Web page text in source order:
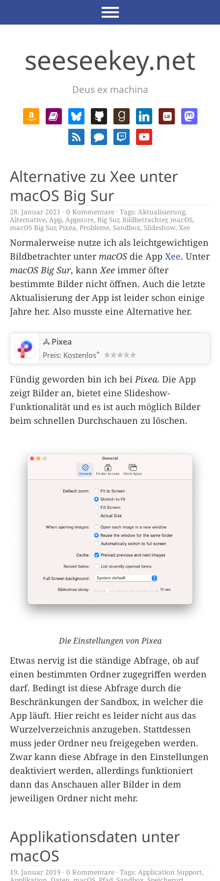
seeseekey.net
Deus ex machina
Alternative zu Xee unter
macOS Big Sur
28. Januar 2021 0 Kommentare Tags: Aktualisierung,
Alternative, App, Appstore, Big Sur, Bildbetrachter, macOS,
macOS Big Sur,Pixea, Probleme, Sandbox, Slideshow, Xee
Normalerweise nutze ich als leichtgewichtigen
Bildbetrachter unter macOS die App Xee. Unter
macOS Big Sur, kann Xee immer öfter
bestimmte Bilder nicht öffnen. Auch die letzte
Aktualisierung der App ist leider schon einige
Jahre her. Also musste eine Alternative her.
Pixea
Preis: Kostenlos+
Fündig geworden bin ich bei Pixea. Die App
zeigt Bilder an, bietet eine Slideshow-
Funktionalität und es ist auch möglich Bilder
beim schnellen Durchschauen zu löschen.
Die Einstellungen von Pixea
Etwas nervig ist die ständige Abfrage, ob auf
einen bestimmten Ordner zugegriffen werden
darf. Bedingt ist diese Abfrage durch die
Beschränkungen der Sandbox, in welcher die
App läuft. Hier reicht es leider nicht aus das
Wurzelverzeichnis anzugeben. Stattdessen
muss jeder Ordner neu freigegeben werden.
Zwar kann diese Abfrage in den Einstellungen
deaktiviert werden, allerdings funktioniert
dann das Anschauen aller Bilder in dem
jeweiligen Ordner nicht mehr.
Applikationsdaten unter
macOS
19. Januar 2019 0 Kommentare Tags: Application Support,